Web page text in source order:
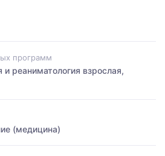
программ
и реаниматология взрослая,
(медицина)